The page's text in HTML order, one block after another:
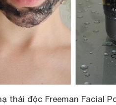
thải độc Freeman Facial